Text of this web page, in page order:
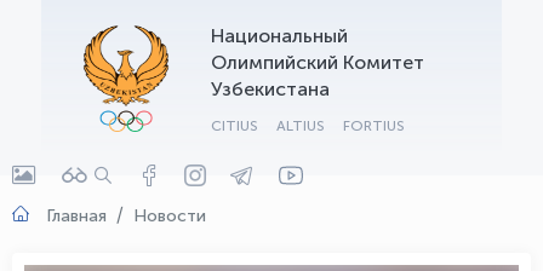
Национальный
Олимпийский Комитет
Узбекистана
CITIUS ALTIUS FORTIUS
Главная Новости
OLYMPCHIK AI - yordamchi
Онлайн · olympic.uz